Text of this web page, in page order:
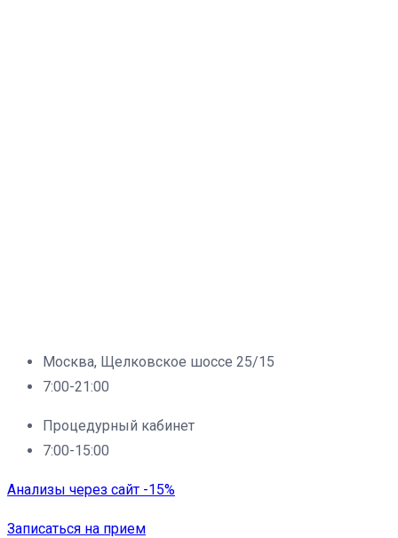
Москва, Щелковское шоссе 25/15
7:00-21:00
Процедурный кабинет
7:00-15:00
Анализы через сайт -15%
Записаться на прием